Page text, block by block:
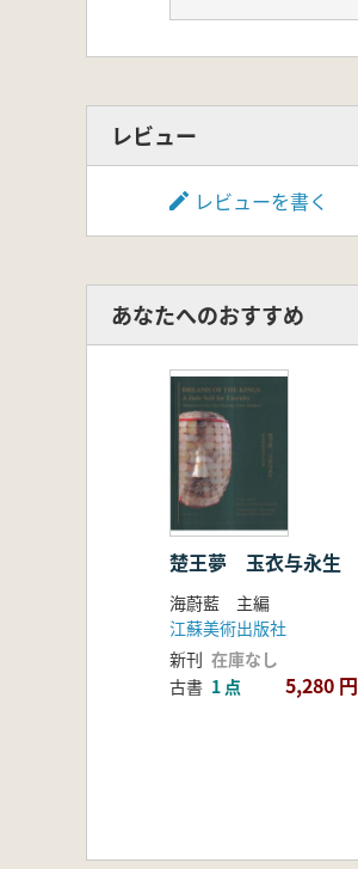
レビュー
レビューを書く
あなたへのおすすめ
楚王夢 玉衣与永生
海蔚藍 主編
江蘇美術出版社
新刊 在庫なし
古書 1 点 5,280 円